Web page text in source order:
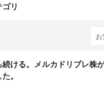
リ
ける。メルカドリブレ株
。